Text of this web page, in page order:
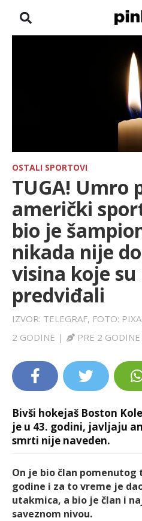
HRONIKA
FARMERI
TV
SPORT
LIFESTYLE
OSTALI SPORTOVI
TUGA! Umro
američki
bio je
nikada nije
visina koje su
predviđali
IZVOR: TELEGRAF, FOTO:
2 GODINE | PRE 2 GODINE
Bivši hokejaš Boston
je u 43. godini, javljaju
smrti nije naveden.
On je bio član pomenutog
godine i za to vreme je
utakmica, a bio je član i
saveznom nivou.